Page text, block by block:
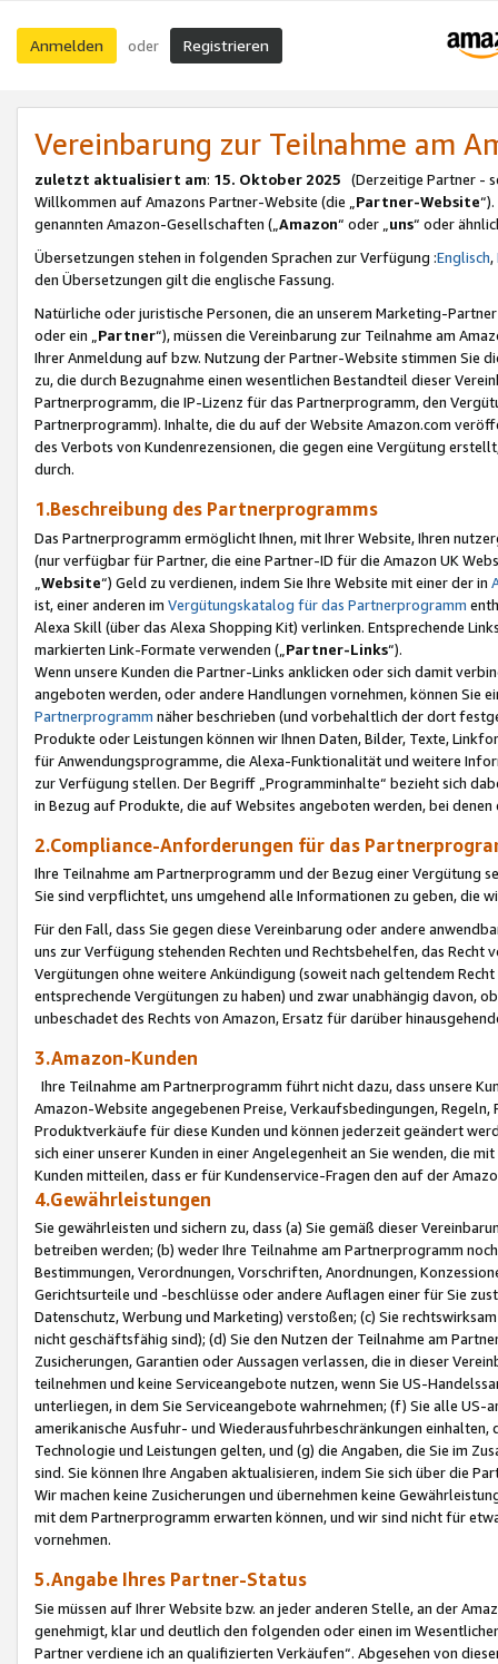
Anmelden oder Registrieren
Vereinbarung zur Teilnahme am
zuletzt aktualisiert am: 15. Oktober 2025 (Derzeitige Partner -
Willkommen auf Amazons Partner-Website (die „Partner-Website
genannten Amazon-Gesellschaften („Amazon“ oder „uns“ oder
Übersetzungen stehen in folgenden Sprachen zur Verfügung :Englisch,
den Übersetzungen gilt die englische Fassung.
Natürliche oder juristische Personen, die an unserem Marketing-
oder ein „Partner“), müssen die Vereinbarung zur Teilnahme am
Ihrer Anmeldung auf bzw. Nutzung der Partner-Website stimmen Sie
zu, die durch Bezugnahme einen wesentlichen Bestandteil dieser
Partnerprogramm, die IP-Lizenz für das Partnerprogramm, den
Partnerprogramm). Inhalte, die du auf der Website Amazon.com
des Verbots von Kundenrezensionen, die gegen eine Vergütung
durch.
1.Beschreibung des Partnerprogramms
Das Partnerprogramm ermöglicht Ihnen, mit Ihrer Website, Ihren
(nur verfügbar für Partner, die eine Partner-ID für die Amazon UK
Website“) Geld zu verdienen, indem Sie Ihre Website mit einer der in
ist, einer anderen im Vergütungskatalog für das Partnerprogramm
Alexa Skill (über das Alexa Shopping Kit) verlinken. Entsprechende
markierten Link-Formate verwenden („ Partner-Links“).
Wenn unsere Kunden die Partner-Links anklicken oder sich damit
angeboten werden, oder andere Handlungen vornehmen, können Sie
Partnerprogramm näher beschrieben (und vorbehaltlich der dort
Produkte oder Leistungen können wir Ihnen Daten, Bilder, Texte,
für Anwendungsprogramme, die Alexa-Funktionalität und weitere
zur Verfügung stellen. Der Begriff „Programminhalte“ bezieht sich
in Bezug auf Produkte, die auf Websites angeboten werden, bei
2.Compliance-Anforderungen für das
Ihre Teilnahme am Partnerprogramm und der Bezug einer Vergütung
Sie sind verpflichtet, uns umgehend alle Informationen zu geben, die
Für den Fall, dass Sie gegen diese Vereinbarung oder andere
uns zur Verfügung stehenden Rechten und Rechtsbehelfen, das
Vergütungen ohne weitere Ankündigung (soweit nach geltendem
entsprechende Vergütungen zu haben) und zwar unabhängig davon,
unbeschadet des Rechts von Amazon, Ersatz für darüber
3.Amazon-Kunden
Ihre Teilnahme am Partnerprogramm führt nicht dazu, dass unsere
Amazon-Website angegebenen Preise, Verkaufsbedingungen,
Produktverkäufe für diese Kunden und können jederzeit geändert
sich einer unserer Kunden in einer Angelegenheit an Sie wenden, die
Kunden mitteilen, dass er für Kundenservice-Fragen den auf der
4.Gewährleistungen
Sie gewährleisten und sichern zu, dass (a) Sie gemäß dieser
betreiben werden; (b) weder Ihre Teilnahme am Partnerprogramm
Bestimmungen, Verordnungen, Vorschriften, Anordnungen,
Gerichtsurteile und -beschlüsse oder andere Auflagen einer für Sie
Datenschutz, Werbung und Marketing) verstoßen; (c) Sie
nicht geschäftsfähig sind); (d) Sie den Nutzen der Teilnahme am
Zusicherungen, Garantien oder Aussagen verlassen, die in dieser
teilnehmen und keine Serviceangebote nutzen, wenn Sie US-
unterliegen, in dem Sie Serviceangebote wahrnehmen; (f) Sie alle
amerikanische Ausfuhr- und Wiederausfuhrbeschränkungen
Technologie und Leistungen gelten, und (g) die Angaben, die Sie im
sind. Sie können Ihre Angaben aktualisieren, indem Sie sich über die
Wir machen keine Zusicherungen und übernehmen keine
mit dem Partnerprogramm erwarten können, und wir sind nicht für
vornehmen.
5.Angabe Ihres Partner-Status
Sie müssen auf Ihrer Website bzw. an jeder anderen Stelle, an der
genehmigt, klar und deutlich den folgenden oder einen im
Partner verdiene ich an qualifizierten Verkäufen“. Abgesehen von